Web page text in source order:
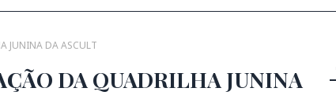
JUNINA DA ASCULT
DA QUADRILHA JUNINA